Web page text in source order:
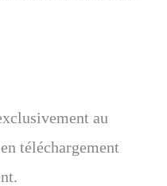
au
téléchargement